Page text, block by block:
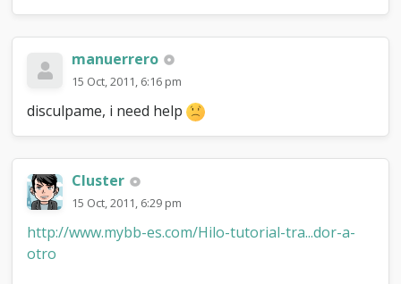
manuerrero
15 Oct, 2011, 6:16 pm
disculpame, i need help
Cluster
15 Oct, 2011, 6:29 pm
http://www.mybb-es.com/Hilo-tutorial-tra...dor-a-
otro